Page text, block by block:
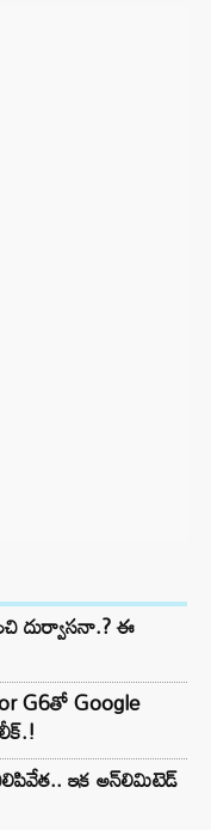
దుర్వాసనా.? ఈ
G6తో Google
ఇక అన్‌లిమిటెడ్